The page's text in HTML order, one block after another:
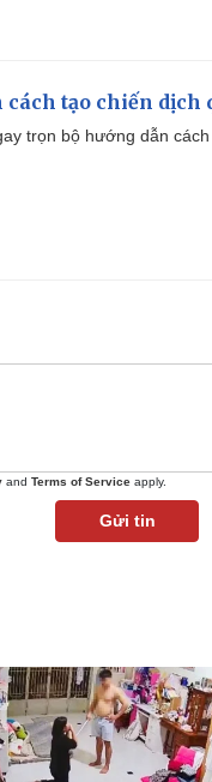
cách tạo chiến dịch
trọn bộ hướng dẫn
and Terms of Service apply.
Gửi tin